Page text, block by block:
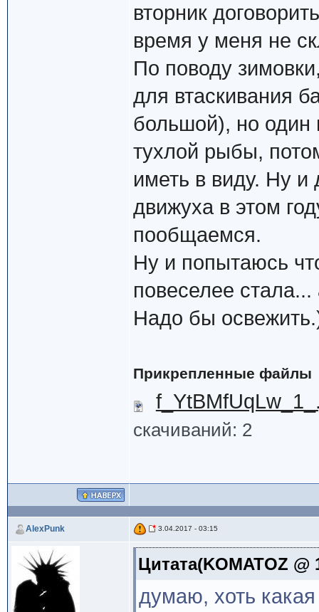
вторник
время у меня не
По поводу
для втаскивания
большой), но один
тухлой рыбы,
иметь в виду. Ну и
движуха в этом
пообщаемся.
Ну и попытаюсь
повеселее
Надо бы
Прикрепленные файлы
скачиваний: 2
AlexPunk 3.04.2017 - 03:15
Цитата(KOMATOZ @
думаю, хоть